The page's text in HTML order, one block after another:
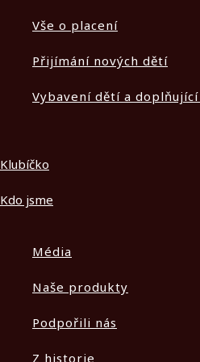
Vše o placení
Přijímání nových dětí
Vybavení dětí a
Klubíčko
Kdo jsme
Média
Naše produkty
Podpořili nás
Z historie